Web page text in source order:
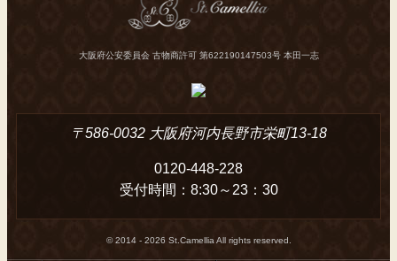
大阪府公安委員会 古物商許可 第622190147503号 本田一志
〒586-0032 大阪府河内長野市栄町13-18
0120-448-228
受付時間：8:30～23：30
© 2014 - 2026 St.Camellia All rights reserved.